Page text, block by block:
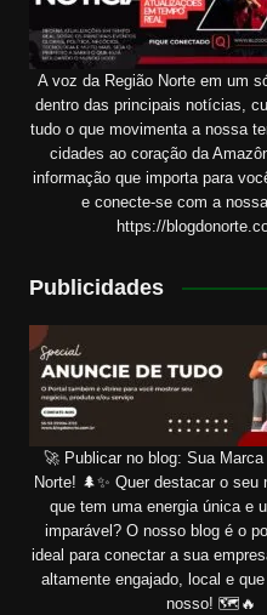
A voz da Região Norte em um
dentro das principais notícias,
tudo o que movimenta a nossa
cidades ao coração da
informação que importa para
e conecte-se com a
https://
Publicidades
🚀 Publicar no blog: Sua
Norte! 🌲✨ Quer destacar o seu
que tem uma energia única e
imparável? O nosso blog é o
ideal para conectar a sua
altamente engajado, local e
nosso! 🗺️🔥